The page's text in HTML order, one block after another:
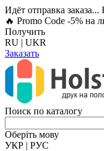
Идёт отправка
🔥 Promo Code -5% на
Получить
RU | UKR
Заказать
Поиск по каталогу
Оберiть мову
УКР | РУС